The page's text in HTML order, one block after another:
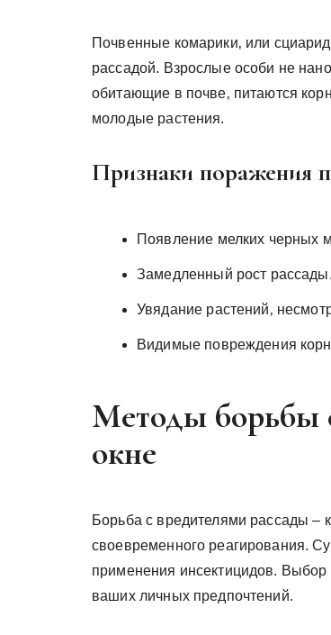
Почвенные комарики‚ или
рассадой. Взрослые особи не
обитающие в почве‚ питаются
молодые растения.
Признаки поражения
Появление мелких черных
Замедленный рост рассады.
Увядание растений‚
Видимые повреждения
Методы борьбы
окне
Борьба с вредителями рассады –
своевременного реагирования.
применения инсектицидов. Выбор
ваших личных предпочтений.